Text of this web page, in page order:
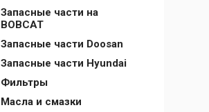
Запасные части на
BOBCAT
Запасные части Doosan
Запасные части Hyundai
Фильтры
Масла и смазки